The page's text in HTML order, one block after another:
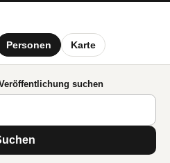
Personen Karte
suchen